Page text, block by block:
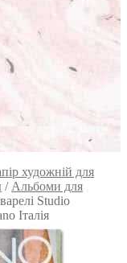
художній для
/ Альбоми для
Studio
Італія